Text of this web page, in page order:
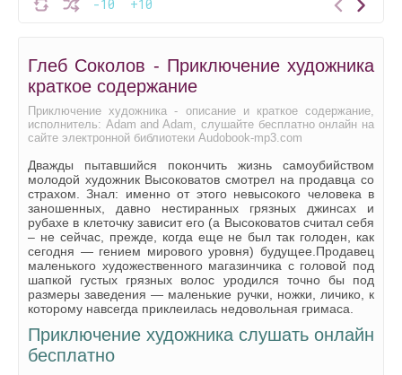
-10 +10
Глеб Соколов - Приключение художника
краткое содержание
Приключение художника - описание и краткое содержание,
исполнитель: Adam and Adam, слушайте бесплатно онлайн на
сайте электронной библиотеки Audobook-mp3.com
Дважды пытавшийся покончить жизнь самоубийством
молодой художник Высоковатов смотрел на продавца со
страхом. Знал: именно от этого невысокого человека в
заношенных, давно нестиранных грязных джинсах и
рубахе в клеточку зависит его (а Высоковатов считал себя
– не сейчас, прежде, когда еще не был так голоден, как
сегодня — гением мирового уровня) будущее.Продавец
маленького художественного магазинчика с головой под
шапкой густых грязных волос уродился точно бы под
размеры заведения — маленькие ручки, ножки, личико, к
которому навсегда приклеилась недовольная гримаса.
Приключение художника слушать онлайн
бесплатно